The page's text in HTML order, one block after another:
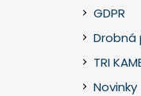
GDPR
Drobná
TRI
Novinky